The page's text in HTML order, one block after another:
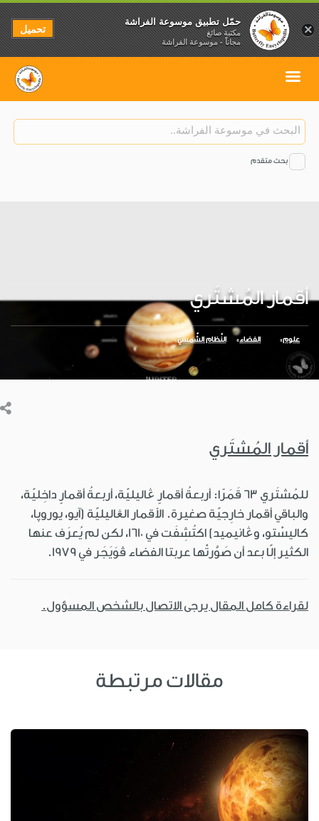
بحث متقدم
أقمار المُشتَري
علوم الفضاء النِّظام الشَّمسيّ
أقمار المُشتَري
للمُشتَري 63 قَمَرًا: أربعةُ أقمارٍ ڠاليليّة، أربعةُ أقمارٍ داخِليّة،
والباقي أقمار خارِجيّة صغيرة. الأقمار الڠاليليّة (آيو، يوروپا،
كاليسْتو، وڠانيميد) اكتُشِفَت في 1610، لكن لم يُعرَف عنها
الكثير إلّا بعد أن صَوَّرتْها عربتا الفضاء ڤوَيَجَر في 1979.
لقراءة كامل المقال يرجى الاتصال بالشخص المسؤول.
مقالات مرتبطة
×
حمّل تطبيق موسوعة الفراشة
مكتبة صائغ
مجاناً - موسوعة الفراشة
تحميل